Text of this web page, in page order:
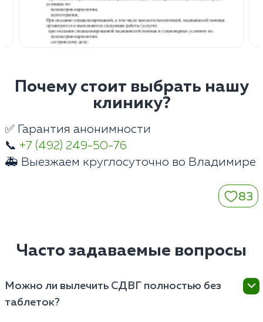
Почему стоит выбрать нашу
клинику?
✅ Гарантия анонимности
📞 +7 (492) 249-50-76
🚑 Выезжаем круглосуточно во Владимире
83
Часто задаваемые вопросы
Можно ли вылечить СДВГ полностью без
таблеток?